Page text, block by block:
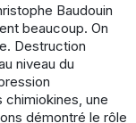
Baudouin
beaucoup. On
Destruction
niveau du
chimiokines, une
démontré le rôle